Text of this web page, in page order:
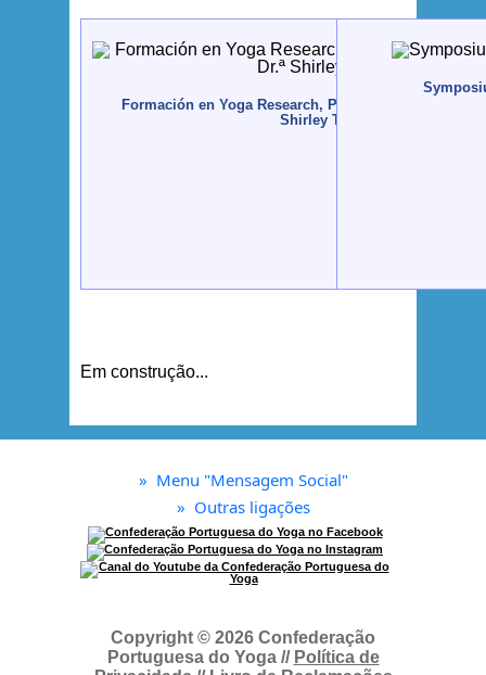
Formación en Yoga Research, Patañjali Yoga Peeth,
Shirley Telles
Em construção...
» Menu "Mensagem Social"
» Outras ligações
Copyright © 2026 Confederação
Portuguesa do Yoga // Política de